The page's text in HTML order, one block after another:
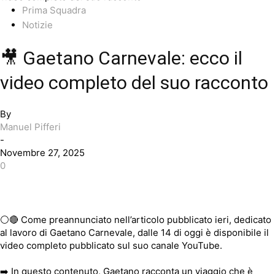
Prima Squadra
Notizie
🎥 Gaetano Carnevale: ecco il
video completo del suo racconto
By
Manuel Pifferi
-
Novembre 27, 2025
0
⚪🔴 Come preannunciato nell’articolo pubblicato ieri, dedicato
al lavoro di Gaetano Carnevale, dalle 14 di oggi è disponibile il
video completo pubblicato sul suo canale YouTube.
➡️ In questo contenuto, Gaetano racconta un viaggio che è